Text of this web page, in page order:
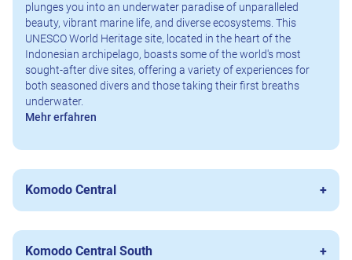
plunges you into an underwater paradise of unparalleled
beauty, vibrant marine life, and diverse ecosystems. This
UNESCO World Heritage site, located in the heart of the
Indonesian archipelago, boasts some of the world's most
sought-after dive sites, offering a variety of experiences for
both seasoned divers and those taking their first breaths
underwater.
Mehr erfahren
Komodo Central
Komodo Central South